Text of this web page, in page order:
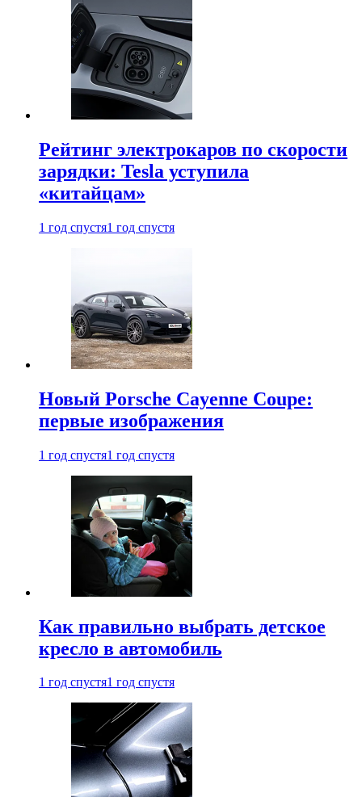
Рейтинг электрокаров по скорости
зарядки: Tesla уступила
«китайцам»
1 год спустя1 год спустя
Новый Porsche Cayenne Coupe:
первые изображения
1 год спустя1 год спустя
Как правильно выбрать детское
кресло в автомобиль
1 год спустя1 год спустя